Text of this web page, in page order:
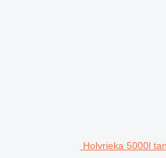
Holvrieka 5000l